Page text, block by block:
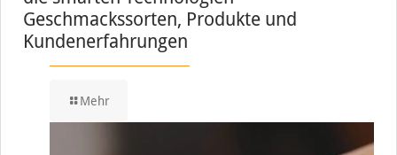
Geschmackssorten, Produkte und
Kundenerfahrungen
Mehr